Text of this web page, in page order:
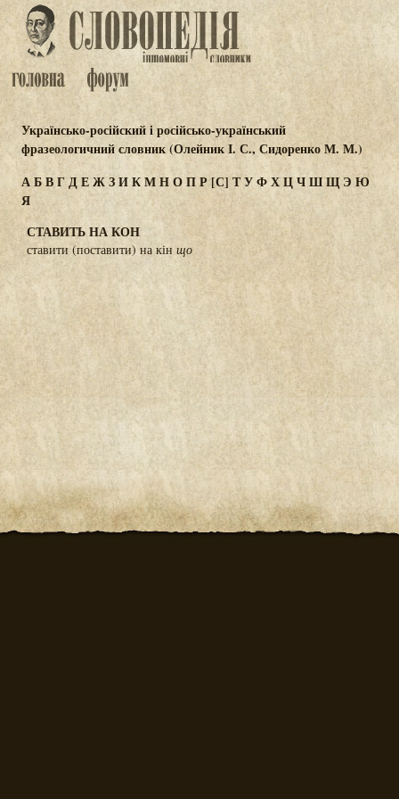
Українсько-російский і російсько-український
фразеологичний словник (Олейник І. С., Сидоренко М. М.)
АБВГДЕЖЗИКМНОПР [С]ТУФХЦЧШЩЭ Ю
Я
СТАВИТЬ НА КОН
ставити (поставити) на кін що